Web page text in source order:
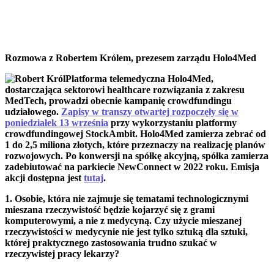
Rozmowa z Robertem Królem, prezesem zarządu Holo4Med
Platforma telemedyczna Holo4Med,
dostarczająca sektorowi healthcare rozwiązania z zakresu
MedTech, prowadzi obecnie kampanię crowdfundingu
udziałowego. Zapisy w transzy otwartej rozpoczęły się w
poniedziałek 13 września przy wykorzystaniu platformy
crowdfundingowej StockAmbit. Holo4Med zamierza zebrać od
1 do 2,5 miliona złotych, które przeznaczy na realizację planów
rozwojowych. Po konwersji na spółkę akcyjną, spółka zamierza
zadebiutować na parkiecie NewConnect w 2022 roku. Emisja
akcji dostępna jest tutaj.
1. Osobie, która nie zajmuje się tematami technologicznymi
mieszana rzeczywistość będzie kojarzyć się z grami
komputerowymi, a nie z medycyną. Czy użycie mieszanej
rzeczywistości w medycynie nie jest tylko sztuką dla sztuki,
której praktycznego zastosowania trudno szukać w
rzeczywistej pracy lekarzy?